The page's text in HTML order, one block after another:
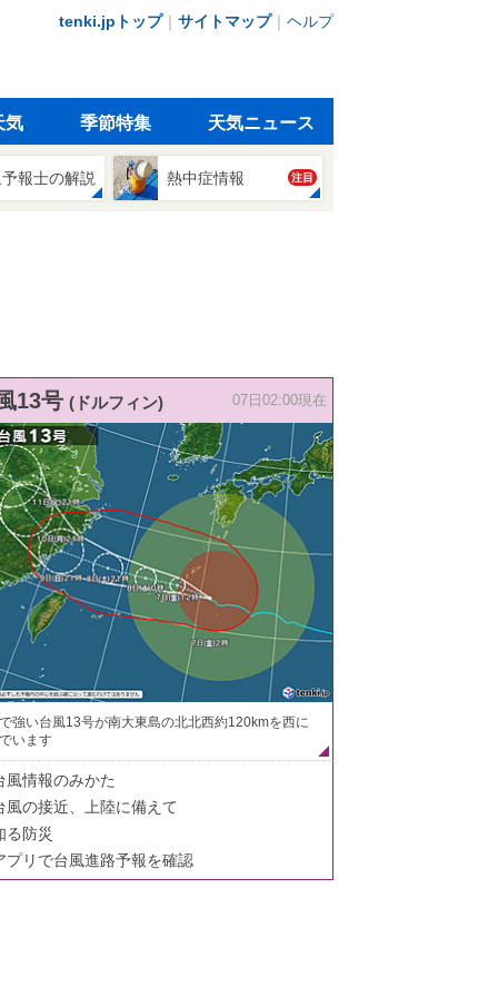
tenki.jpトップ｜ サイトマップ｜ ヘルプ
気 季節特集 天気ニュース
報士の解説 熱中症情報 注目
13号 (ドルフィン) 07日02:00現在
強い台風13号が南大東島の北北西約120kmを西に
います
風情報のみかた
風の接近、上陸に備えて
る防災
プリで台風進路予報を確認